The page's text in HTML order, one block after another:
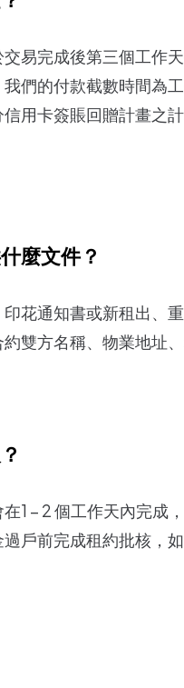
易完成後第三個工作
們的付款截數時間為
用卡簽賬回贈計畫之
麼文件？
花通知書或新租出、
雙方名稱、物業地址、
1 – 2 個工作天內完成
戶前完成租約批核，